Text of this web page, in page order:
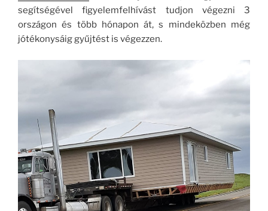
segítségével figyelemfelhívást tudjon végezni 3
országon és több hónapon át, s mindeközben még
jótékonysáig gyűjtést is végezzen.